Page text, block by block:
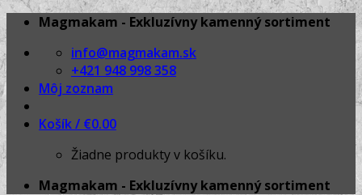
Skip
to
content
Magmakam - Exkluzívny kamenný sortiment
info@magmakam.sk
+421 948 998 358
Môj zoznam
Košík / €0.00
Žiadne produkty v košíku.
Magmakam - Exkluzívny kamenný sortiment